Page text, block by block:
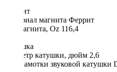
Магнит
Материал магнита Феррит
Вес магнита, Oz 116,4
Катушка
Диаметр катушки, дюйм 2,6
Тип намотки звуковой катушки